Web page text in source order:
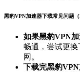
黑豹VPN加速器下载常见问题（
如果黑豹VPN
畅通，尝试更
网。
下载完黑豹